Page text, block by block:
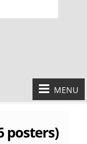
MENU
posters)